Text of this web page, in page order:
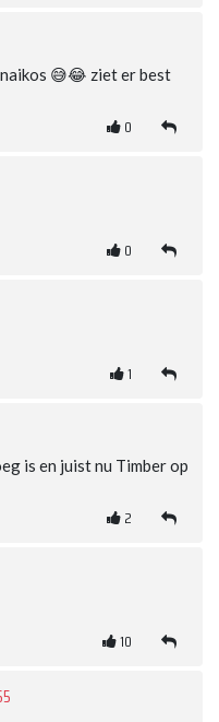
😅😂 ziet er best
0
0
1
is en juist nu Timber op
2
10